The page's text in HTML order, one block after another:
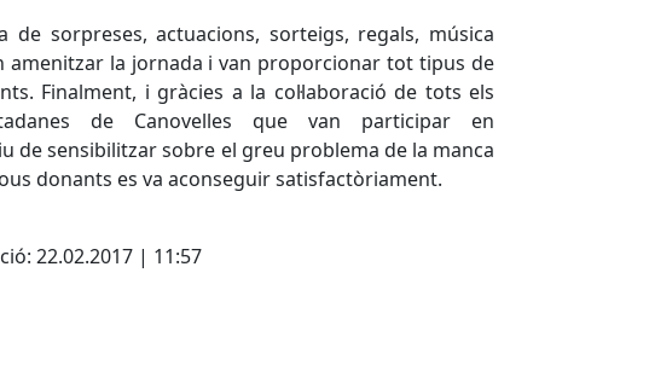
de sorpreses, actuacions, sorteigs, regals, música
amenitzar la jornada i van proporcionar tot tipus de
Finalment, i gràcies a la col·laboració de tots els
de Canovelles que van participar en
de sensibilitzar sobre el greu problema de la manca
donants es va aconseguir satisfactòriament.
22.02.2017 | 11:57